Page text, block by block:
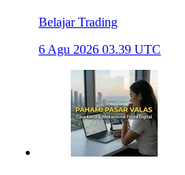
Belajar Trading
6 Agu 2026 03.39 UTC